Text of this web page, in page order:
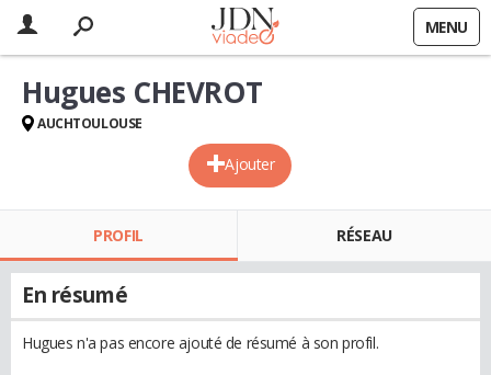
MENU
Ajouter
Hugues CHEVROT
AUCHTOULOUSE
PROFIL RÉSEAU
En résumé
Hugues n'a pas encore ajouté de résumé à son profil.